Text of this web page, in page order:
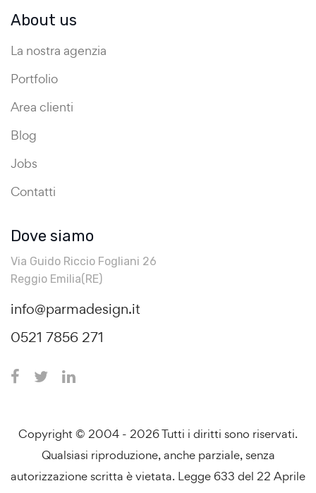
About us
La nostra agenzia
Portfolio
Area clienti
Blog
Jobs
Contatti
Dove siamo
Via Guido Riccio Fogliani 26
Reggio Emilia(RE)
info@parmadesign.it
0521 7856 271
Copyright © 2004 - 2026 Tutti i diritti sono riservati.
Qualsiasi riproduzione, anche parziale, senza
autorizzazione scritta è vietata. Legge 633 del 22 Aprile